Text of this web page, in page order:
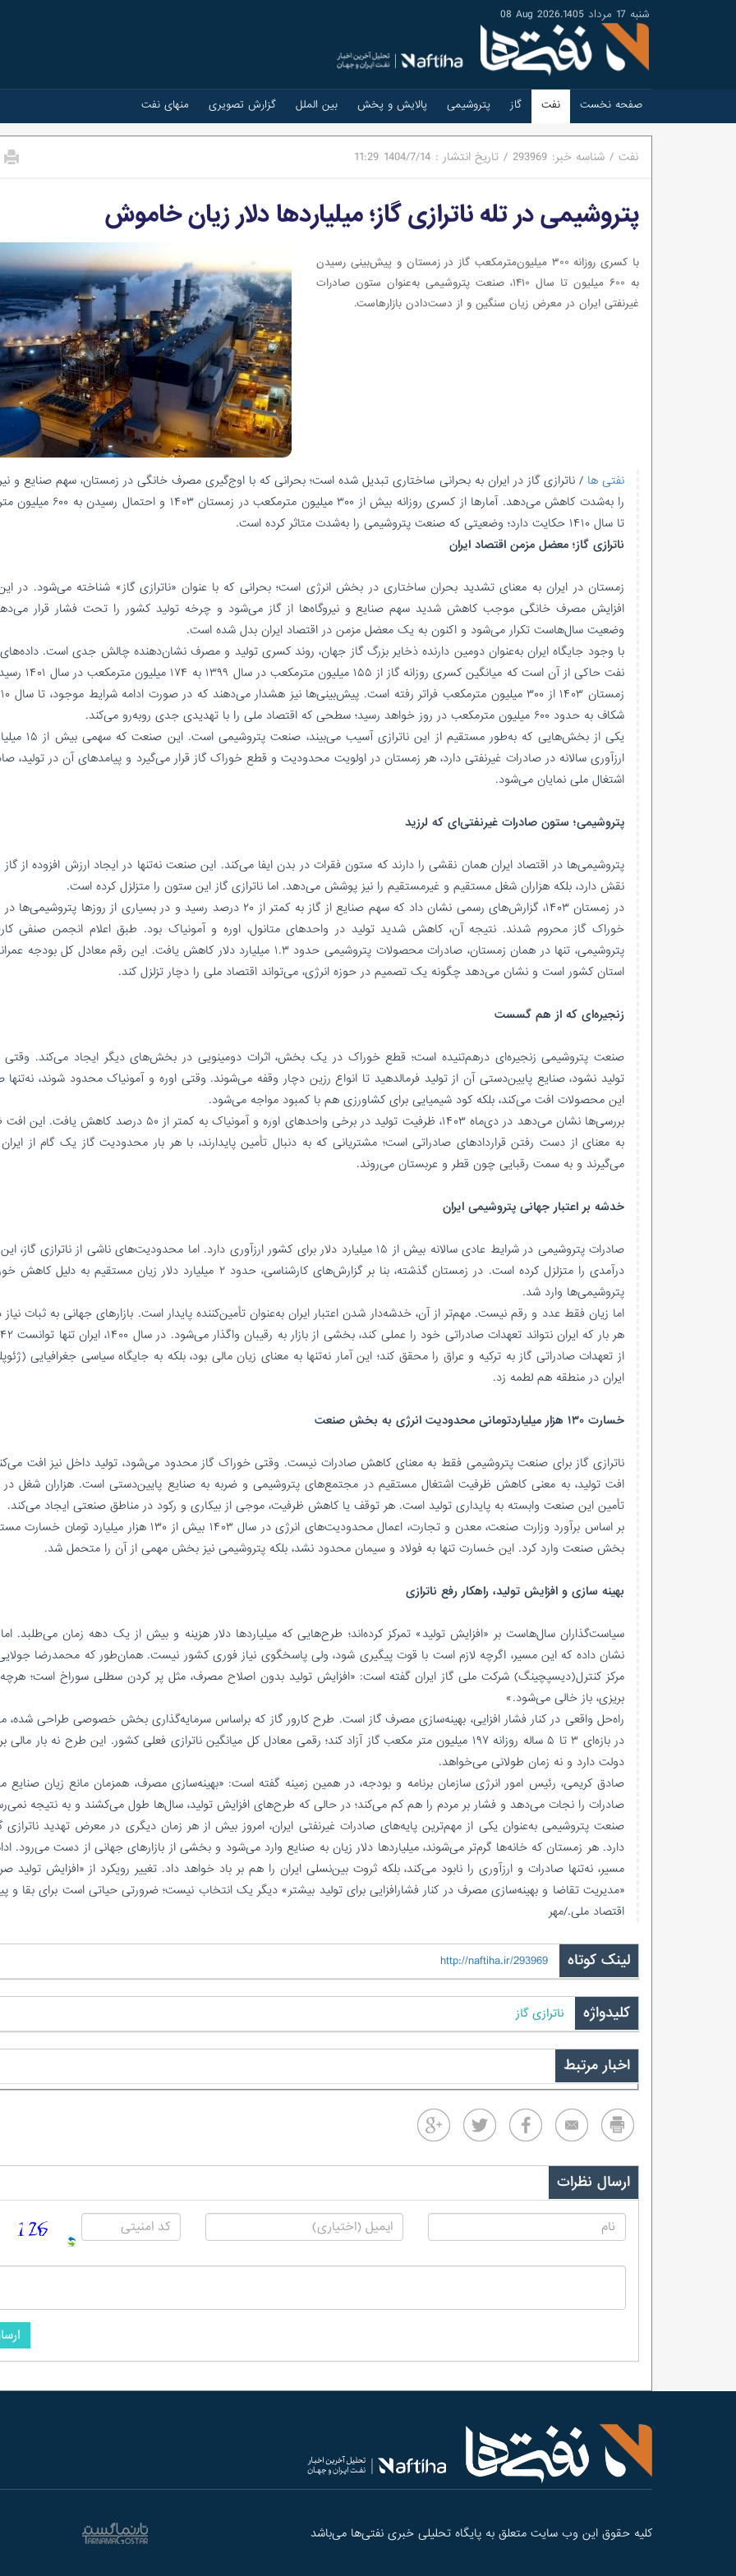
شنبه 17 مرداد 1405 .
08 Aug 2026
صفحه نخست نفت گاز پتروشیمی پالایش و پخش بین الملل گزارش تصویری منهای نفت
نفت / شناسه خبر: 293969
/ تاریخ انتشار : 1404/7/14
11:29
پتروشیمی در تله ناترازی گاز؛ میلیاردها دلار زیان خاموش
با کسری روزانه ۳۰۰ میلیون‌مترمکعب گاز در زمستان و پیش‌بینی رسیدن
به ۶۰۰ میلیون تا سال ۱۴۱۰، صنعت پتروشیمی به‌عنوان ستون صادرات
غیرنفتی ایران در معرض زیان سنگین و از دست‌دادن بازارهاست.
نفتی ها/ ناترازی گاز در ایران به بحرانی ساختاری تبدیل شده است؛ بحرانی که با اوج‌گیری مصرف خانگی در زمستان، سهم صنایع و
را به‌شدت کاهش می‌دهد. آمارها از کسری روزانه بیش از ۳۰۰ میلیون مترمکعب
تا سال ۱۴۱۰ حکایت دارد؛ وضعیتی که صنعت پتروشیمی را به‌شدت متاثر کرده است.
ناترازی گاز؛ معضل مزمن اقتصاد ایران
زمستان در ایران به معنای تشدید بحران ساختاری در بخش انرژی است؛ بحرانی که با عنوان «ناترازی گاز» شناخته می‌شود. در
افزایش مصرف خانگی موجب کاهش شدید سهم صنایع و نیروگاه‌ها از گاز می‌شود و چرخه تولید کشور را تحت فشار قرار
وضعیت سال‌هاست تکرار می‌شود و اکنون به یک معضل مزمن در اقتصاد ایران بدل شده است.
با وجود جایگاه ایران به‌عنوان دومین دارنده ذخایر بزرگ گاز جهان، روند کسری تولید و مصرف نشان‌دهنده چالش جدی است.
نفت حاکی از آن است که میانگین کسری روزانه
شکاف به حدود ۶۰۰ میلیون مترمکعب در روز خواهد رسید؛ سطحی که اقتصاد ملی را با تهدیدی جدی روبه‌رو می‌کند.
یکی از بخش‌هایی که به‌طور مستقیم از این
ارزآوری سالانه در صادرات غیرنفتی دارد، هر زمستان در اولویت محدودیت و قطع خوراک گاز قرار می‌گیرد و پیامدهای آن در تولید،
اشتغال ملی نمایان می‌شود.
پتروشیمی؛ ستون صادرات غیرنفتی‌ای که لرزید
پتروشیمی‌ها در اقتصاد ایران همان نقشی را دارند که ستون فقرات در بدن ایفا می‌کند. این صنعت نه‌تنها در ایجاد ارزش افزوده از
نقش دارد، بلکه هزاران شغل مستقیم و غیرمستقیم را نیز پوشش می‌دهد. اما ناترازی گاز این ستون را متزلزل کرده است.
در زمستان ۱۴۰۳، گزارش‌های رسمی نشان داد که سهم صنایع از گاز به کمتر از ۲۰ درصد رسید و در بسیاری از روزها
خوراک گاز محروم شدند. نتیجه آن، کاهش شدید تولید در واحدهای متانول، اوره و آمونیاک بود. طبق اعلام انجمن صنفی
پتروشیمی، تنها در همان زمستان، صادرات محصولات پتروشیمی حدود ۱.۳ میلیارد دلار کاهش یافت. این رقم معادل کل
استان کشور است و نشان می‌دهد چگونه یک تصمیم در حوزه انرژی، می‌تواند اقتصاد ملی را دچار تزلزل کند.
زنجیره‌ای که از هم گسست
صنعت پتروشیمی زنجیره‌ای درهم‌تنیده است؛ قطع خوراک در یک بخش، اثرات دومینویی در بخش‌های دیگر ایجاد می‌کند. وقتی
تولید نشود، صنایع پایین‌دستی آن از تولید فرمالدهید تا انواع رزین دچار وقفه می‌شوند. وقتی اوره و آمونیاک محدود شوند، نه‌تنها
این محصولات افت می‌کند، بلکه کود شیمیایی برای کشاورزی هم با کمبود مواجه می‌شود.
بررسی‌ها نشان می‌دهد در دی‌ماه ۱۴۰۳، ظرفیت تولید در برخی واحدهای اوره و آمونیاک به کمتر از ۵۰ درصد
به معنای از دست رفتن قراردادهای صادراتی است؛ مشتریانی که به دنبال تأمین پایدارند، با هر بار محدودیت گاز یک گام از
می‌گیرند و به سمت رقبایی چون قطر و عربستان می‌روند.
خدشه بر اعتبار جهانی پتروشیمی ایران
صادرات پتروشیمی در شرایط عادی سالانه بیش از ۱۵ میلیارد دلار برای کشور ارزآوری دارد. اما محدودیت‌های ناشی از ناترازی
درآمدی را متزلزل کرده است. در زمستان گذشته، بنا بر گزارش‌های کارشناسی، حدود ۲ میلیارد دلار زیان مستقیم به
پتروشیمی‌ها وارد شد.
اما زیان فقط عدد و رقم نیست. مهم‌تر از آن، خدشه‌دار شدن اعتبار ایران به‌عنوان تأمین‌کننده پایدار است. بازارهای جهانی به ثبات نیاز
از تعهدات صادراتی گاز به ترکیه و عراق را محقق کند؛ این آمار نه‌تنها به معنای زیان مالی بود، بلکه به جایگاه سیاسی جغرافیایی
ایران در منطقه هم لطمه زد.
خسارت‌ ۱۳۰ هزار میلیاردتومانی محدودیت انرژی به بخش صنعت
ناترازی گاز برای صنعت پتروشیمی فقط به معنای کاهش صادرات نیست. وقتی خوراک گاز محدود می‌شود، تولید داخل نیز افت
افت تولید، به معنی کاهش ظرفیت اشتغال مستقیم در مجتمع‌های پتروشیمی و ضربه به صنایع پایین‌دستی است. هزاران شغل در
تأمین این صنعت وابسته به پایداری تولید است. هر توقف یا کاهش ظرفیت، موجی از بیکاری و رکود در مناطق صنعتی ایجاد می‌کند.
بر اساس برآورد وزارت صنعت، معدن و تجارت، اعمال محدودیت‌های انرژی در سال ۱۴۰۳ بیش از ۱۳۰ هزار
بخش صنعت وارد کرد. این خسارت تنها به فولاد و سیمان محدود نشد، بلکه پتروشیمی نیز بخش مهمی از آن را متحمل شد.
بهینه سازی و افزایش تولید، راهکار رفع ناترازی
سیاست‌گذاران سال‌هاست بر «افزایش تولید» تمرکز کرده‌اند؛ طرح‌هایی که میلیاردها دلار هزینه و بیش از یک دهه زمان می‌طلبد.
نشان داده که این مسیر، اگرچه لازم است با قوت پیگیری شود، ولی پاسخگوی نیاز فوری کشور نیست. همان‌طور که محمدرضا
مرکز کنترل(دیسپچینگ) شرکت ملی گاز ایران گفته است: «افزایش تولید بدون اصلاح مصرف، مثل پر کردن سطلی سوراخ است؛ هرچه
بریزی، باز خالی می‌شود.»
راه‌حل واقعی در کنار فشار افزایی، بهینه‌سازی مصرف گاز است. طرح کارور گاز که براساس سرمایه‌گذاری بخش خصوصی طراحی شده،
در بازه‌ای ۳ تا ۵ ساله روزانه ۱۹۷ میلیون متر مکعب گاز آزاد کند؛ رقمی معادل کل میانگین ناترازی فعلی کشور. این طرح نه بار
دولت دارد و نه زمان طولانی می‌خواهد.
صادق کریمی، رئیس امور انرژی سازمان برنامه و بودجه، در همین زمینه گفته است: «بهینه‌سازی مصرف، همزمان مانع زیان صنایع
صادرات را نجات می‌دهد و فشار بر مردم را هم کم می‌کند؛ در حالی که طرح‌های افزایش تولید، سال‌ها طول می‌کشند و به نتیجه
صنعت پتروشیمی به‌عنوان یکی از مهم‌ترین پایه‌های صادرات غیرنفتی ایران، امروز بیش از هر زمان دیگری در معرض تهدید ناترازی
دارد. هر زمستان که خانه‌ها گرم‌تر می‌شوند، میلیاردها دلار زیان به صنایع وارد می‌شود و بخشی از بازارهای جهانی از دست می‌رود.
مسیر، نه‌تنها صادرات و ارزآوری را نابود می‌کند، بلکه ثروت بین‌نسلی ایران را هم بر باد خواهد داد. تغییر رویکرد از «افزایش تولید
«مدیریت تقاضا و بهینه‌سازی مصرف در کنار فشارافزایی برای تولید بیشتر» دیگر یک انتخاب نیست؛ ضرورتی حیاتی است برای بقا و
اقتصاد ملی./مهر
لینک کوتاه http://naftiha.ir/293969
کلیدواژه ناترازی گاز
اخبار مرتبط
ارسال نظرات
کلیه حقوق این وب سایت متعلق به پایگاه تحلیلی خبری نفتی‌ها می‌باشد